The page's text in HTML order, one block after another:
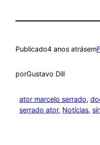
Publicado4 anos atrásem
porGustavo Dill
ator marcelo serrado,
serrado ator, Notícias,